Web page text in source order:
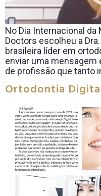
No Dia Internacional
Doctors escolheu a
brasileira líder em
enviar uma mensagem
de profissão que tanto
Ortodontia